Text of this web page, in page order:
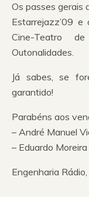
Os passes gerais
Estarrejazz’09
Cine-Teatro
Outonalidades.
Já sabes, se
garantido!
Parabéns aos
– André Manuel
– Eduardo
Engenharia